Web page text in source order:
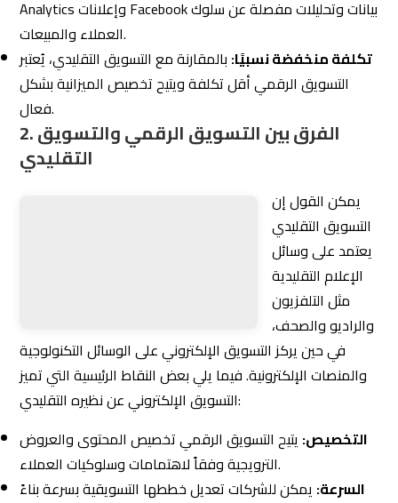
Analytics وإعلانات Facebook بيانات وتحليلات مفصلة عن سلوك
العملاء والمبيعات.
تكلفة منخفضة نسبيًا: بالمقارنة مع التسويق التقليدي، يُعتبر
التسويق الرقمي أقل تكلفة ويتيح تخصيص الميزانية بشكل
فعال.
2. الفرق بين التسويق الرقمي والتسويق
التقليدي
يمكن القول إن
التسويق التقليدي
يعتمد على وسائل
الإعلام التقليدية مثل التلفزيون والراديو والصحف، في حين يركز
التسويق الإلكتروني على الوسائل التكنولوجية والمنصات
الإلكترونية. فيما يلي بعض النقاط الرئيسية التي تميز التسويق
الإلكتروني عن نظيره التقليدي:
التخصيص:يتيح التسويق الرقمي تخصيص المحتوى والعروض
السرعة:يمكن للشركات تعديل خططها التسويقية بسرعة بناءً
على ردود الفعل والتحليلات الفورية.
الوصول المستدام:يمكن للمحتوى الرقمي البقاء والتفاعل